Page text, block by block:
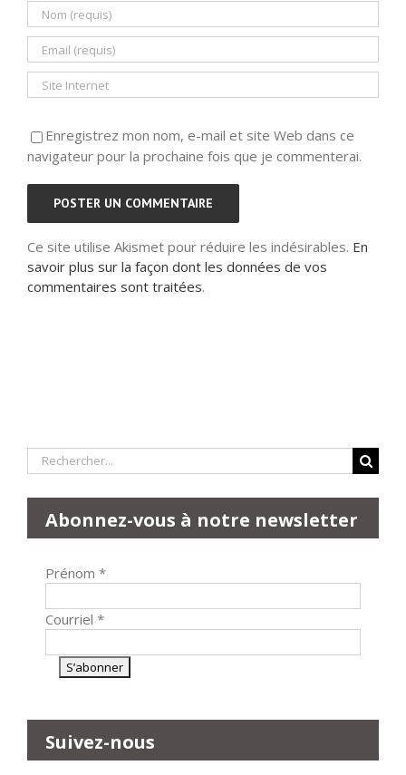
Enregistrez mon nom, e-mail et site Web dans ce
navigateur pour la prochaine fois que je commenterai.
Ce site utilise Akismet pour réduire les indésirables. En
savoir plus sur la façon dont les données de vos
commentaires sont traitées.
Rechercher:
Abonnez-vous à notre newsletter
Prénom *
Courriel *
Suivez-nous